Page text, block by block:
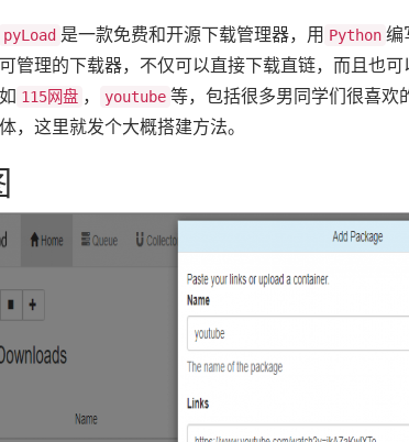
pyLoad 是一款免费和开源下载管理器，用 Python 编
管理的下载器，不仅可以直接下载直链，而且也
115网盘 ， youtube 等，包括很多男同学们很喜欢
，这里就发个大概搭建方法。